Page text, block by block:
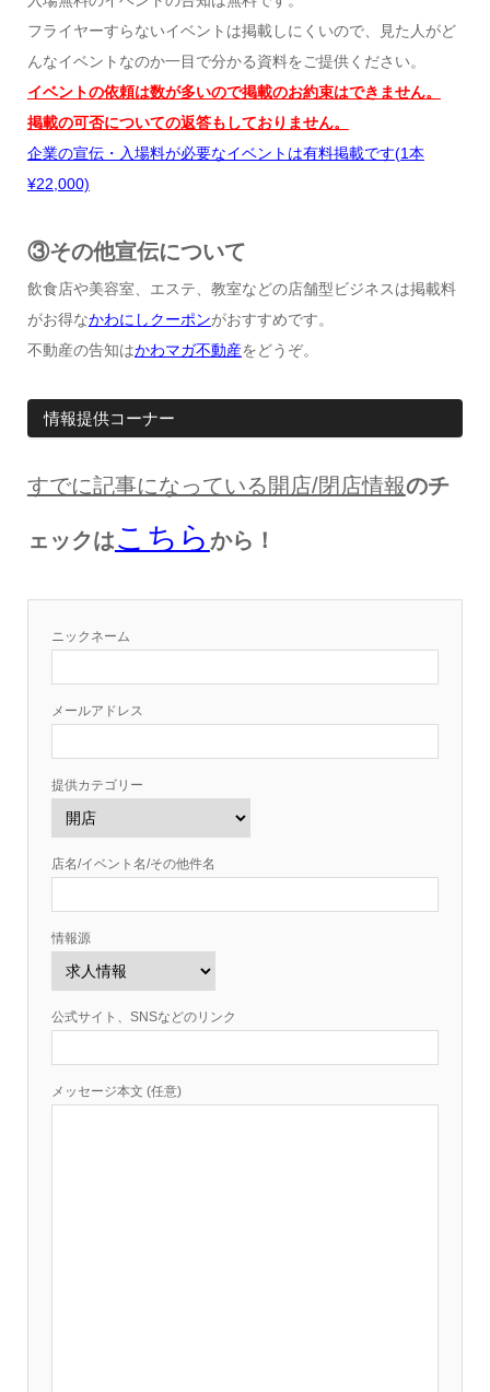
フライヤーすらないイベントは掲載しにくいので、見た人がど
んなイベントなのか一目で分かる資料をご提供ください。
イベントの依頼は数が多いので掲載のお約束はできません。
掲載の可否についての返答もしておりません。
企業の宣伝・入場料が必要なイベントは有料掲載です(1本
¥22,000)
③その他宣伝について
飲食店や美容室、エステ、教室などの店舗型ビジネスは掲載料
がお得なかわにしクーポンがおすすめです。
不動産の告知はかわマガ不動産をどうぞ。
情報提供コーナー
すでに記事になっている開店/閉店情報のチ
ェックはこちら から！
ニックネーム
メールアドレス
提供カテゴリー
店名/イベント名/その他件名
情報源
公式サイト、SNSなどのリンク
メッセージ本文 (任意)